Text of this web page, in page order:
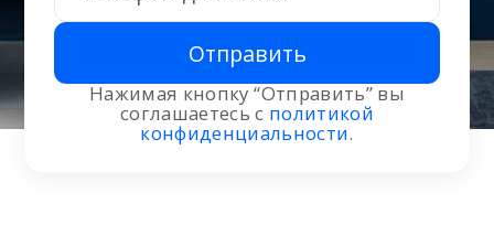
Отправить
Нажимая кнопку “Отправить” вы
соглашаетесь с политикой
конфиденциальности.